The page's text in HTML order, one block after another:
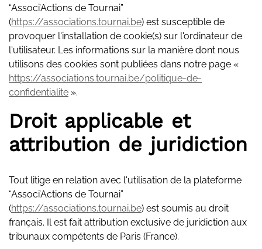
“Associ’Actions de Tournai”
(https://associations.tournai.be) est susceptible de
provoquer l'installation de cookie(s) sur l'ordinateur de
l'utilisateur. Les informations sur la manière dont nous
utilisons des cookies sont publiées dans notre page «
https://associations.tournai.be/politique-de-
confidentialite ».
Droit applicable et
attribution de juridiction
Tout litige en relation avec l'utilisation de la plateforme
“Associ’Actions de Tournai”
(https://associations.tournai.be) est soumis au droit
français. Il est fait attribution exclusive de juridiction aux
tribunaux compétents de Paris (France).